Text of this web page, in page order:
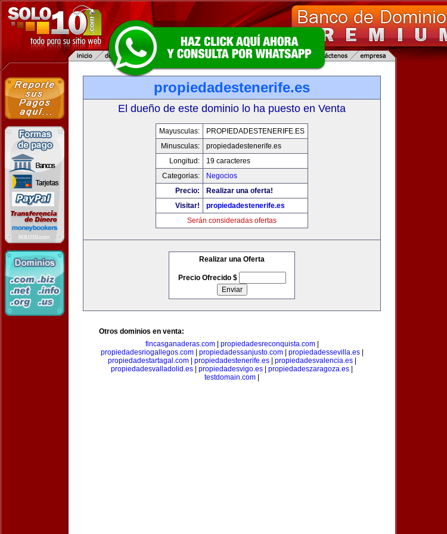
propiedadestenerife.es
El dueño de este dominio lo ha puesto en Venta
Mayusculas:
PROPIEDADESTENERIFE.ES
Minusculas:
propiedadestenerife.es
Longitud:
19 caracteres
Categorias:
Negocios
Precio:
Realizar una oferta!
Visitar!
propiedadestenerife.es
Serán consideradas ofertas
Realizar una Oferta
Precio Ofrecido $
Otros dominios en venta:
fincasganaderas.com| propiedadesreconquista.com|
propiedadesriogallegos.com| propiedadessanjusto.com| propiedadessevilla.es|
propiedadestartagal.com| propiedadestenerife.es| propiedadesvalencia.es|
propiedadesvalladolid.es
propiedadesvigo.es propiedadeszaragoza.es
testdomain.com